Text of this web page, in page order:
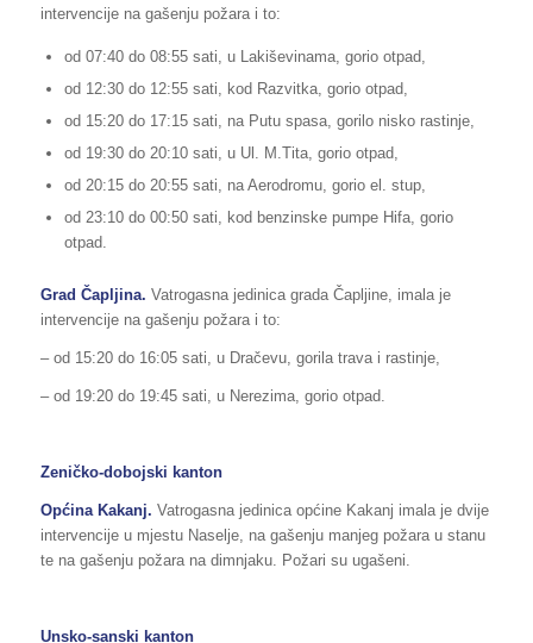
intervencije na gašenju požara i to:
od 07:40 do 08:55 sati, u Lakiševinama, gorio otpad,
od 12:30 do 12:55 sati, kod Razvitka, gorio otpad,
od 15:20 do 17:15 sati, na Putu spasa, gorilo nisko rastinje,
od 19:30 do 20:10 sati, u Ul. M.Tita, gorio otpad,
od 20:15 do 20:55 sati, na Aerodromu, gorio el. stup,
od 23:10 do 00:50 sati, kod benzinske pumpe Hifa, gorio
otpad.
Grad Čapljina. Vatrogasna jedinica grada Čapljine, imala je
intervencije na gašenju požara i to:
– od 15:20 do 16:05 sati, u Dračevu, gorila trava i rastinje,
– od 19:20 do 19:45 sati, u Nerezima, gorio otpad.
Zeničko-dobojski kanton
Općina Kakanj. Vatrogasna jedinica općine Kakanj imala je dvije
intervencije u mjestu Naselje, na gašenju manjeg požara u stanu
te na gašenju požara na dimnjaku. Požari su ugašeni.
Unsko-sanski kanton